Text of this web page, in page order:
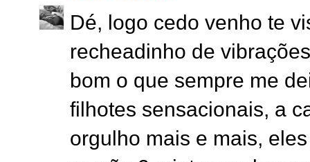
Dé, logo cedo venho te
recheadinho de
bom o que sempre me
filhotes sensacionais, a
orgulho mais e mais,